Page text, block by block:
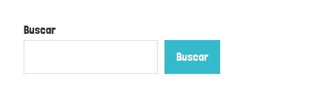
Buscar
Buscar